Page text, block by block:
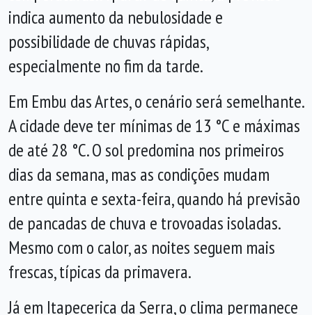
indica aumento da nebulosidade e
possibilidade de chuvas rápidas,
especialmente no fim da tarde.
Em Embu das Artes, o cenário será semelhante.
A cidade deve ter mínimas de 13 °C e máximas
de até 28 °C. O sol predomina nos primeiros
dias da semana, mas as condições mudam
entre quinta e sexta-feira, quando há previsão
de pancadas de chuva e trovoadas isoladas.
Mesmo com o calor, as noites seguem mais
frescas, típicas da primavera.
Já em Itapecerica da Serra, o clima permanece